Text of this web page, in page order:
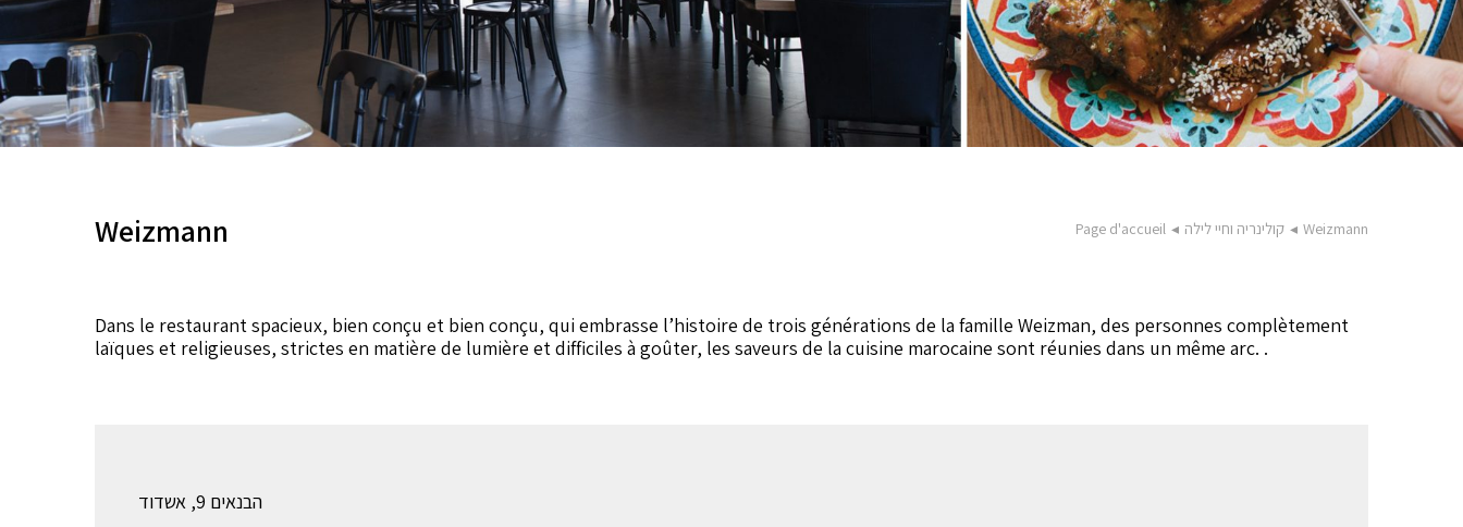
Weizmann Page d'accueil ◂ קולינריה וחיי לילה ◂ Weizmann
Dans le restaurant spacieux, bien conçu et bien conçu, qui embrasse l’histoire de trois générations de la famille Weizman, des personnes complètement
laïques et religieuses, strictes en matière de lumière et difficiles à goûter, les saveurs de la cuisine marocaine sont réunies dans un même arc. .
הבנאים 9, אשדוד